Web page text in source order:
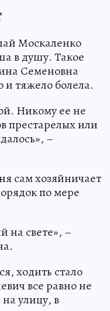
Москаленко
в душу. Такое
Семеновна
и тяжело болела.
Никому ее не
престарелых или
–
сам хозяйничает
по мере
на свете», –
ходить стало
все равно не
улицу, в